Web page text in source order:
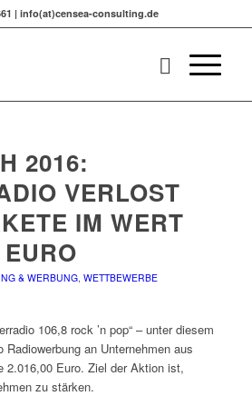
| info(at)censea-consulting.de
2016:
VERLOST
IM WERT
& WERBUNG, WETTBEWERBE
106,8 rock ’n pop“ – unter diesem
an Unternehmen aus
2.016,00 Euro. Ziel der Aktion ist,
zu stärken.